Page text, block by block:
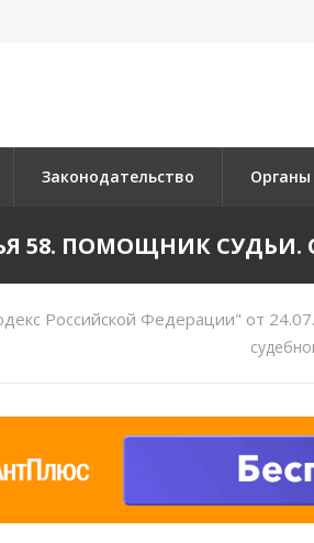
Законодательство Органы
58. ПОМОЩНИК СУДЬИ.
Российской Федерации" от